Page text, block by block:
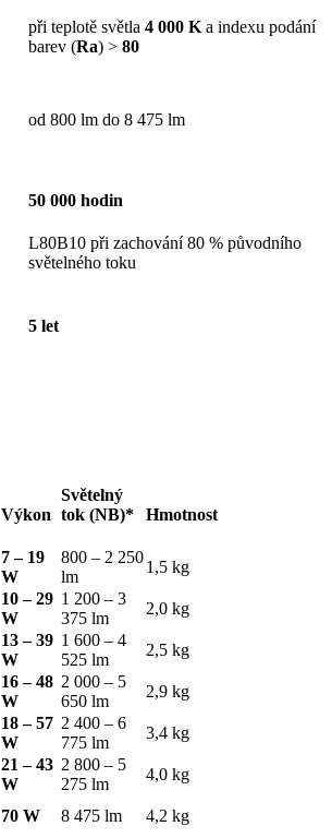
při teplotě světla 4 000 K a indexu podání
barev (Ra) > 80
od 800 lm do 8 475 lm
50 000 hodin
L80B10 při zachování 80 % původního
světelného toku
5 let
Výkon
Světelný
tok (NB)*
Hmotnost
7 – 19
W
800 – 2 250
lm
1,5 kg
10 – 29
W
1 200 – 3
375 lm
2,0 kg
13 – 39
W
1 600 – 4
525 lm
2,5 kg
16 – 48
W
2 000 – 5
650 lm
2,9 kg
18 – 57
W
2 400 – 6
775 lm
3,4 kg
21 – 43
W
2 800 – 5
275 lm
4,0 kg
70 W 8 475 lm 4,2 kg